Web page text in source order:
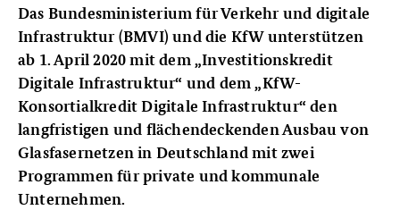
Das Bundesministerium für Verkehr und digitale
Infrastruktur (BMVI) und die KfW unterstützen
ab 1. April 2020 mit dem „Investitionskredit
Digitale Infrastruktur“ und dem „KfW-
Konsortialkredit Digitale Infrastruktur“ den
langfristigen und flächendeckenden Ausbau von
Glasfasernetzen in Deutschland mit zwei
Programmen für private und kommunale
Unternehmen.